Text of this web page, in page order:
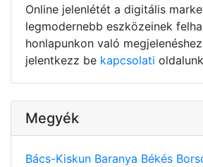
Online jelenlétét a digitális
legmodernebb eszközeinek
honlapunkon való
jelentkezz be kapcsolati
Megyék
Bács-Kiskun Baranya Békés